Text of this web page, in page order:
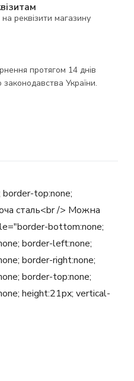
реквізити магазину
протягом 14 днів
законодавства України.
top:none;
сталь<br /> Можна
bottom:none;
border-left:none;
border-right:none;
border-top:none;
height:21px; vertical-